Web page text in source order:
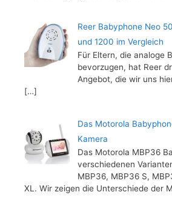
Reer Babyphone Neo
und 1200 im Vergleich
Für Eltern, die analoge
bevorzugen, hat Reer
Angebot, die wir uns
[…]
Das Motorola
Kamera
Das Motorola MBP36
verschiedenen
MBP36, MBP36 S,
XL. Wir zeigen die Unterschiede der